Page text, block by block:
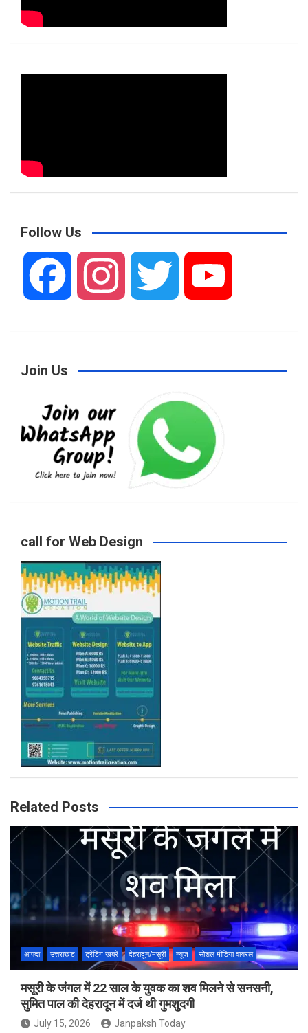
Follow Us
e
b
o
k
s
r
a
m
i u
Join Us
call for Web Design
Related Posts
आपदा उत्तराखंड ट्रेंडिंग खबरें देहरादून/मसूरी न्यूज़ सोशल मीडिया वायरल
मसूरी के जंगल में 22 साल के युवक का शव मिलने से सनसनी,
सुमित पाल की देहरादून में दर्ज थी गुमशुदगी
July 15, 2026 Janpaksh Today